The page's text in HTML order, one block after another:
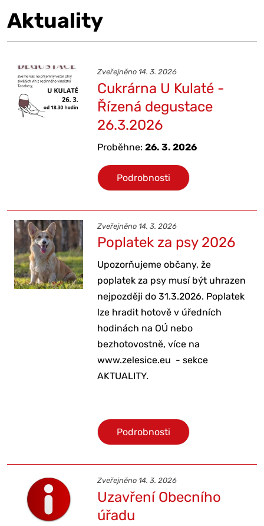
Aktuality
Zveřejněno 14. 3. 2026
Cukrárna U Kulaté -
Řízená degustace
26.3.2026
Proběhne:26. 3. 2026
Podrobnosti
Zveřejněno 14. 3. 2026
Poplatek za psy 2026
Upozorňujeme občany, že
poplatek za psy musí být uhrazen
nejpozději do 31.3.2026. Poplatek
lze hradit hotově v úředních
hodinách na OÚ nebo
bezhotovostně, více na
www.zelesice.eu - sekce
AKTUALITY.
Podrobnosti
Zveřejněno 14. 3. 2026
Uzavření Obecního
úřadu